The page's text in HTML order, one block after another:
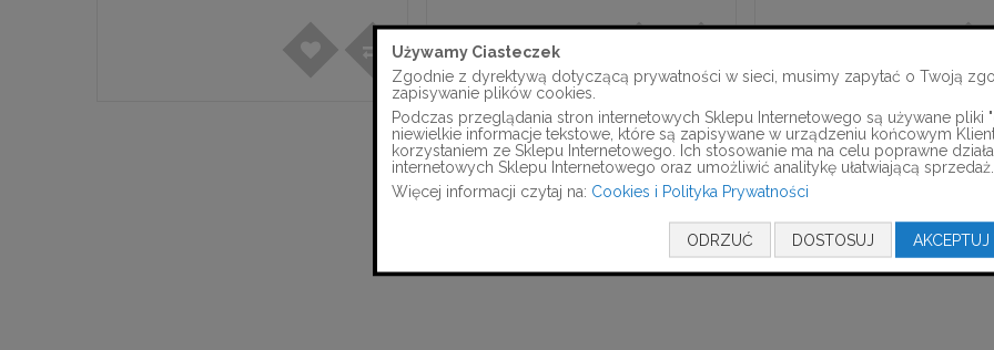
Używamy Ciasteczek
Zgodnie z dyrektywą dotyczącą prywatności w sieci, musimy zapytać o Twoją
zapisywanie plików cookies.
Podczas przeglądania stron internetowych Sklepu Internetowego są używane pliki
niewielkie informacje tekstowe, które są zapisywane w urządzeniu końcowym
korzystaniem ze Sklepu Internetowego. Ich stosowanie ma na celu poprawne
internetowych Sklepu Internetowego oraz umożliwić analitykę ułatwiającą sprzedaż.
Więcej informacji czytaj na: Cookies i Polityka Prywatności
ODRZUĆ DOSTOSUJ